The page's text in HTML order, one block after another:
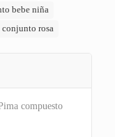
bebe niña
conjunto rosa
compuesto